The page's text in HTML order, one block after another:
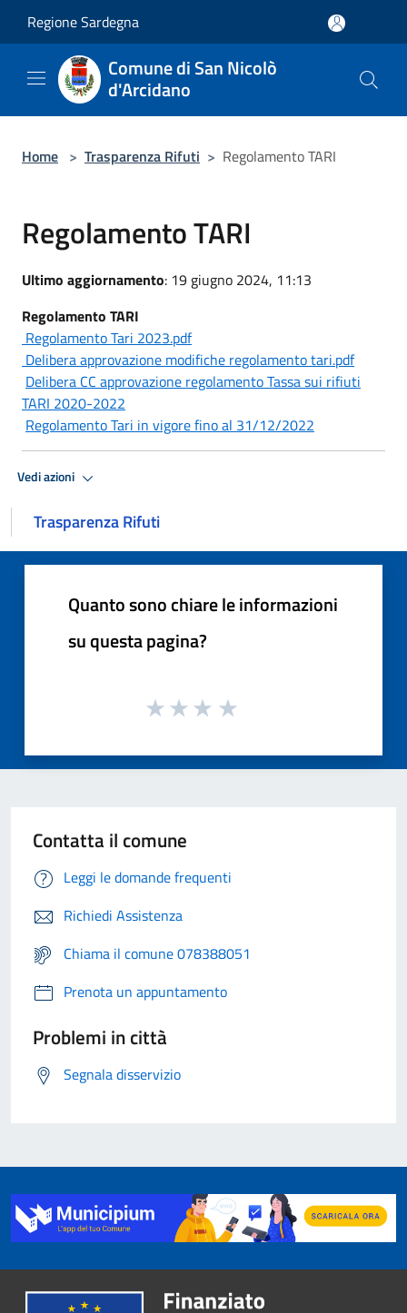
Regione Sardegna
Comune di San Nicolò
d'Arcidano
Home > Trasparenza Rifuti > Regolamento TARI
Regolamento TARI
Ultimo aggiornamento: 19 giugno 2024, 11:13
Regolamento TARI
Regolamento Tari 2023.pdf
Delibera approvazione modifiche regolamento tari.pdf
Delibera CC approvazione regolamento Tassa sui rifiuti
TARI 2020-2022
Regolamento Tari in vigore fino al 31/12/2022
Vedi azioni
Trasparenza Rifuti
Quanto sono chiare le informazioni
su questa pagina?
Contatta il comune
Leggi le domande frequenti
Richiedi Assistenza
Chiama il comune 078388051
Prenota un appuntamento
Problemi in città
Segnala disservizio